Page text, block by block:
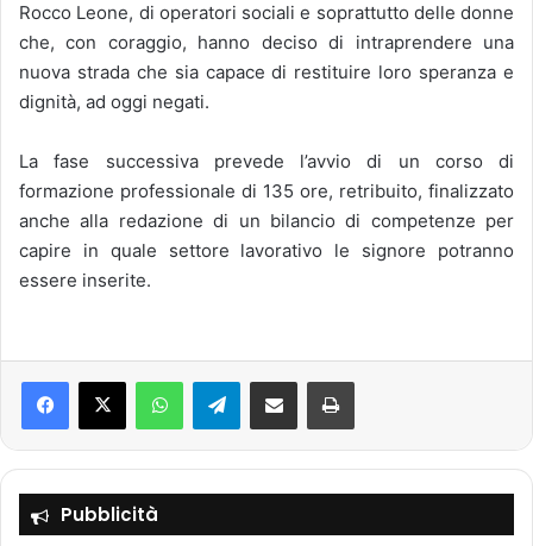
Rocco Leone, di operatori sociali e soprattutto delle donne
che, con coraggio, hanno deciso di intraprendere una
nuova strada che sia capace di restituire loro speranza e
dignità, ad oggi negati.
La fase successiva prevede l’avvio di un corso di
formazione professionale di 135 ore, retribuito, finalizzato
anche alla redazione di un bilancio di competenze per
capire in quale settore lavorativo le signore potranno
essere inserite.
Telegram
Pubblicità